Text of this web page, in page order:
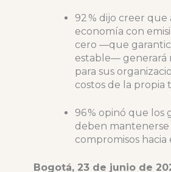
92 % dijo creer
economía con
cero —que
estable— generará
para sus
costos de la propia
96 % opinó que los
deben mantenerse
compromisos hacia
Bogotá, 23 de junio de